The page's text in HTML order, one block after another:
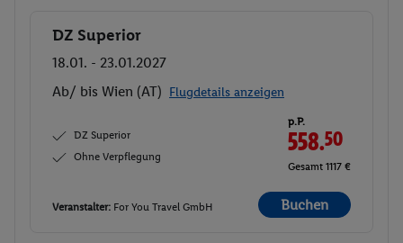
Buchen
DZ Superior
18.01. - 23.01.2027
Ab/ bis Wien (AT) Flugdetails anzeigen
DZ Superior
Ohne Verpflegung
p.P.
558.50
Gesamt 1117 €
Veranstalter: For You Travel GmbH Buchen